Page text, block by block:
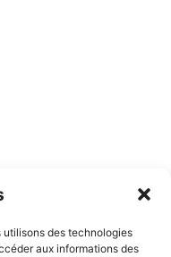
utilisons des technologies
aux informations des